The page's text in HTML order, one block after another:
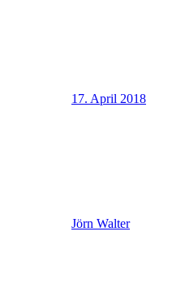
17. April 2018
Jörn Walter